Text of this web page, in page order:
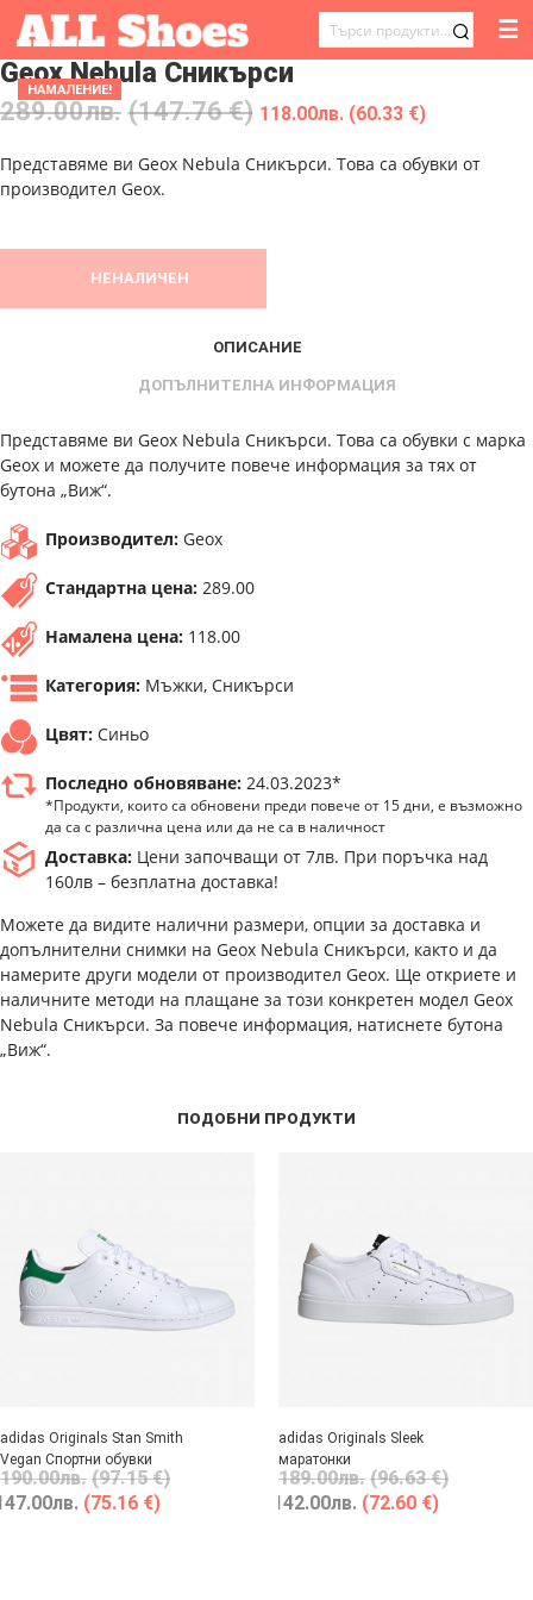
ТЪРСЕНЕ
☰
НАМАЛЕНИЕ!
Geox Nebula Сникърси
289.00лв. (147.76 €) 118.00лв. (60.33 €)
Представяме ви Geox Nebula Сникърси. Това са обувки от
производител Geox.
НЕНАЛИЧЕН
ОПИСАНИЕ
ДОПЪЛНИТЕЛНА ИНФОРМАЦИЯ
Представяме ви Geox Nebula Сникърси. Това са обувки с марка
Geox и можете да получите повече информация за тях от
бутона „Виж“.
Производител: Geox
Стандартна цена: 289.00
Намалена цена: 118.00
Категория: Мъжки, Сникърси
Цвят: Синьо
Последно обновяване: 24.03.2023*
*Продукти, които са обновени преди повече от 15 дни, е възможно
да са с различна цена или да не са в наличност
Доставка: Цени започващи от 7лв. При поръчка над
160лв – безплатна доставка!
Можете да видите налични размери, опции за доставка и
допълнителни снимки на Geox Nebula Сникърси, както и да
намерите други модели от производител Geox. Ще откриете и
наличните методи на плащане за този конкретен модел Geox
Nebula Сникърси. За повече информация, натиснете бутона
„Виж“.
ПОДОБНИ ПРОДУКТИ
adidas Originals Stan Smith
Vegan Спортни обувки
190.00лв. (97.15 €)
лв. (75.16 €)
adidas Originals Sleek
маратонки
189.00лв. (96.63 €)
142.00лв. (72.60 €)